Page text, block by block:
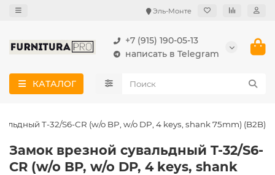
Эль-Монте
+7 (915) 190-05-13
написать в Telegram
КАТАЛОГ
T-32/S6-CR (w/o BP, w/o DP, 4 keys, shank 75mm) (B2B)
Замок врезной сувальдный T-32/S6-
CR (w/o BP, w/o DP, 4 keys, shank